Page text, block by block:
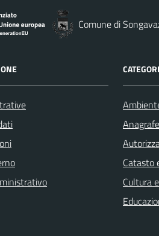
Comune di
Catasto
Cultura